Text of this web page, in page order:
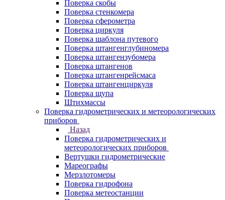
Поверка скобы
Поверка стенкомера
Поверка сферометра
Поверка циркуля
Поверка шаблона путевого
Поверка штангенглубиномера
Поверка штангензубомера
Поверка штангенов
Поверка штангенрейсмаса
Поверка штангенциркуля
Поверка щупа
Штихмассы
Поверка гидрометрических и метеорологических
приборов
Назад
Поверка гидрометрических и
метеорологических приборов
Вертушки гидрометрические
Мареографы
Мерзлотомеры
Поверка гидрофона
Поверка метеостанции